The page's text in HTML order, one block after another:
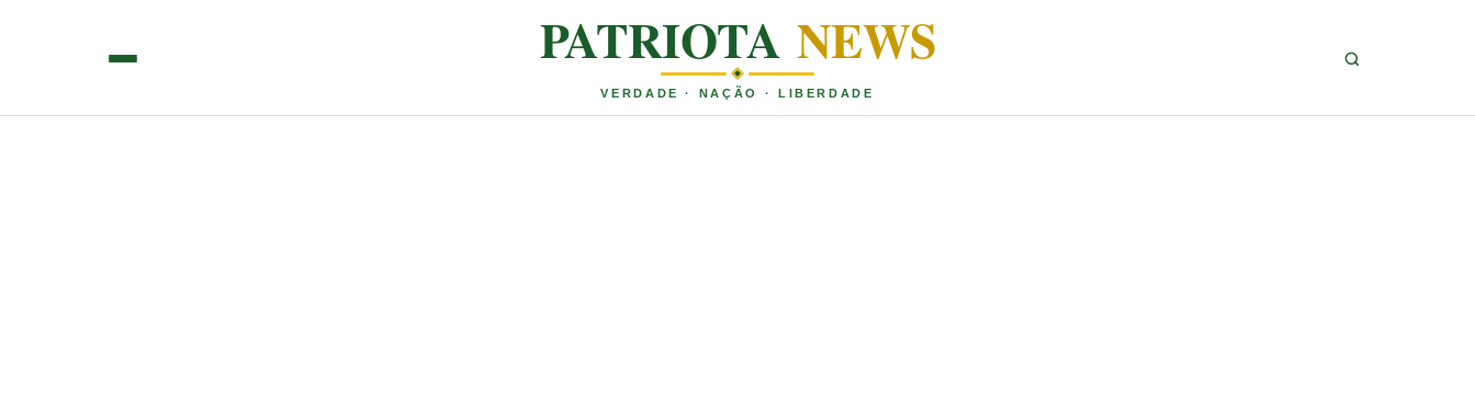
PATRIOTA NEWS
VERDADE · NAÇÃO · LIBERDADE